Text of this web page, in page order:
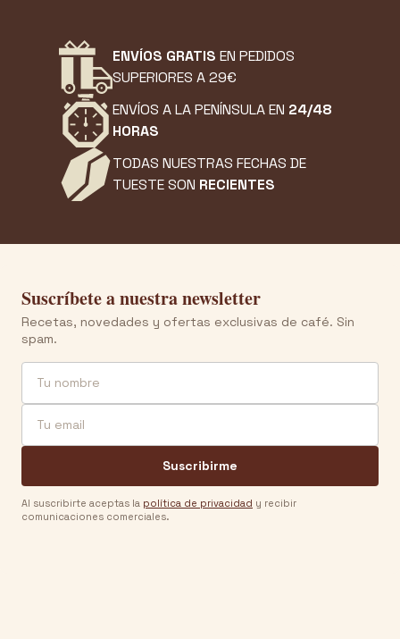
ENVÍOS GRATIS EN PEDIDOS
SUPERIORES A 29€
ENVÍOS A LA PENÍNSULA EN 24/48
HORAS
TODAS NUESTRAS FECHAS DE
TUESTE SON RECIENTES
Suscríbete a nuestra newsletter
Recetas, novedades y ofertas exclusivas de café. Sin
spam.
Suscribirme
Al suscribirte aceptas la política de privacidad y recibir
comunicaciones comerciales.